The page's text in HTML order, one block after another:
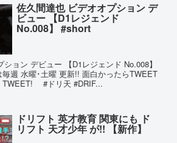
佐久間達也 ビデオオプション デ
ビュー 【D1レジェンド
No.008】 #short
ョン デビュー 【D1レジェンド No.008】
週 水曜･土曜 更新!! 面白かったらTWEET
#ドリ天 #DRIF...
ドリフト 英才教育 関東にも ド
リフト 天才少年 が!! 【新作】